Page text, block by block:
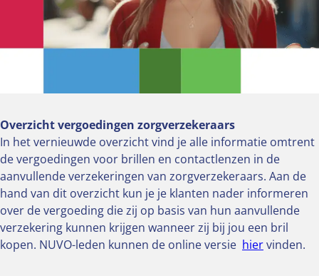
Overzicht vergoedingen zorgverzekeraars
In het vernieuwde overzicht vind je alle informatie omtrent
de vergoedingen voor brillen en contactlenzen in de
aanvullende verzekeringen van zorgverzekeraars. Aan de
hand van dit overzicht kun je je klanten nader informeren
over de vergoeding die zij op basis van hun aanvullende
verzekering kunnen krijgen wanneer zij bij jou een bril
kopen. NUVO-leden kunnen de online versie hiervinden.